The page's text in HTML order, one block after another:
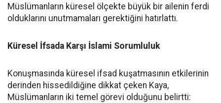
Müslümanların küresel ölçekte büyük bir ailenin ferdi
olduklarını unutmamaları gerektiğini hatırlattı.
Küresel İfsada Karşı İslami Sorumluluk
Konuşmasında küresel ifsad kuşatmasının etkilerinin
derinden hissedildiğine dikkat çeken Kaya,
Müslümanların iki temel görevi olduğunu belirtti: